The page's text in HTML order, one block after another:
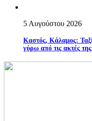
5 Αυγούστου 2026
Καστός, Κάλαμος:
γύρω από τις ακτές